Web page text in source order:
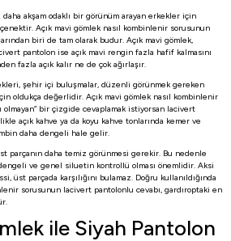
akşam odaklı bir görünüm arayan erkekler için
Açık mavi gömlek nasıl kombinlenir sorusunun
biri de tam olarak budur. Açık mavi gömlek,
pantolon ise açık mavi rengin fazla hafif kalmasını
fazla açık kalır ne de çok ağırlaşır.
şehir içi buluşmalar, düzenli görünmek gereken
oldukça değerlidir. Açık mavi gömlek nasıl kombinlenir
olmayan” bir çizgide cevaplamak istiyorsan lacivert
açık kahve ya da koyu kahve tonlarında kemer ve
daha dengeli hale gelir.
parçanın daha temiz görünmesi gerekir. Bu nedenle
dengeli ve genel siluetin kontrollü olması önemlidir. Aksi
parçada karşılığını bulamaz. Doğru kullanıldığında
sorusunun lacivert pantolonlu cevabı, gardıroptaki en
ile Siyah Pantolon